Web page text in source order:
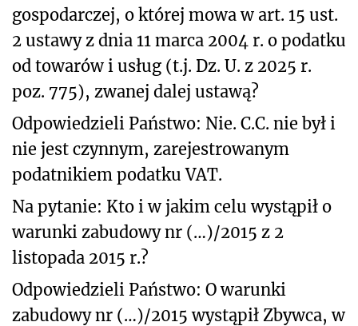
gospodarczej, o której mowa w art. 15 ust.
2 ustawy z dnia 11 marca 2004 r. o podatku
od towarów i usług (t.j. Dz. U. z 2025 r.
poz. 775), zwanej dalej ustawą?
Odpowiedzieli Państwo: Nie. C.C. nie był i
nie jest czynnym, zarejestrowanym
podatnikiem podatku VAT.
Na pytanie: Kto i w jakim celu wystąpił o
warunki zabudowy nr (…)/2015 z 2
listopada 2015 r.?
Odpowiedzieli Państwo: O warunki
zabudowy nr (…)/2015 wystąpił Zbywca, w